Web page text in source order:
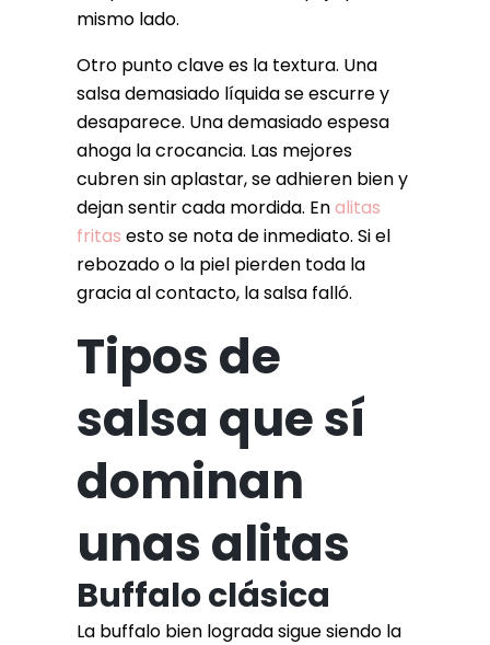
mismo lado.
Otro punto clave es la textura. Una
salsa demasiado líquida se escurre y
desaparece. Una demasiado espesa
ahoga la crocancia. Las mejores
cubren sin aplastar, se adhieren bien y
dejan sentir cada mordida. Enalitas
fritas esto se nota de inmediato. Si el
rebozado o la piel pierden toda la
gracia al contacto, la salsa falló.
Tipos de
salsa que sí
dominan
unas alitas
Buffalo clásica
La buffalo bien lograda sigue siendo la